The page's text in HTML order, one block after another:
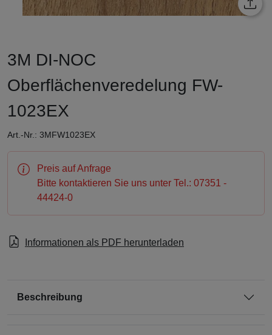
3M DI-NOC
Oberflächenveredelung FW-
1023EX
Art.-Nr.: 3MFW1023EX
Preis auf Anfrage
Bitte kontaktieren Sie uns unter Tel.: 07351 -
44424-0
Informationen als PDF herunterladen
Beschreibung